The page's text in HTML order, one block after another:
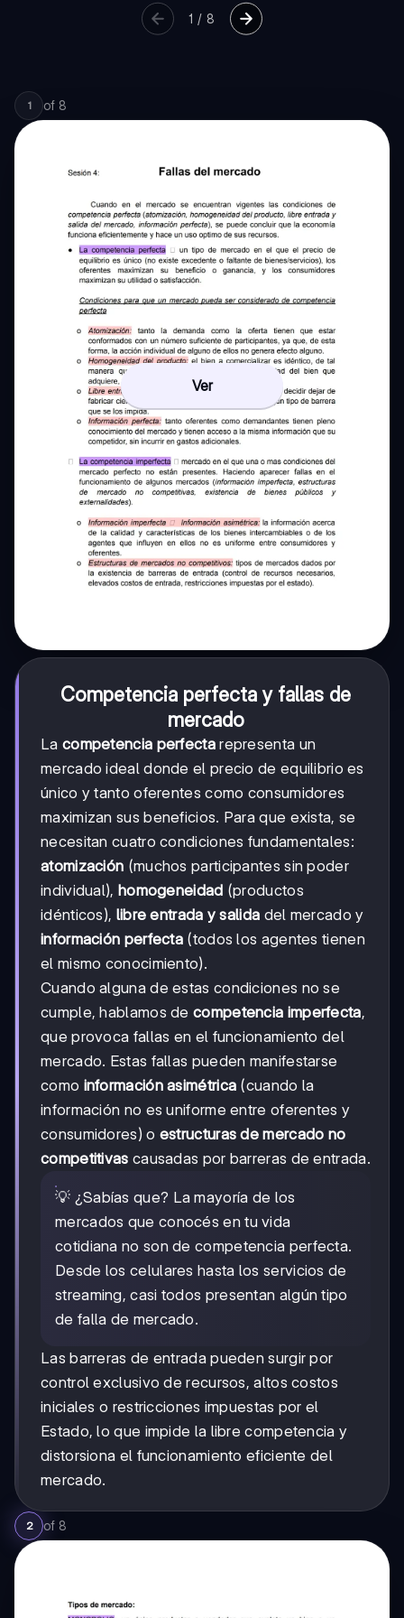
1 / 8
1 of 8
Ver
Competencia perfecta y fallas de
mercado
La competencia perfectarepresenta un
mercado ideal donde el precio de equilibrio es
único y tanto oferentes como consumidores
maximizan sus beneficios. Para que exista, se
necesitan cuatro condiciones fundamentales:
atomización (muchos participantes sin poder
individual), homogeneidad (productos
idénticos), libre entrada y salida del mercado y
información perfecta (todos los agentes tienen
el mismo conocimiento).
Cuando alguna de estas condiciones no se
cumple, hablamos decompetencia imperfecta,
que provoca fallas en el funcionamiento del
mercado. Estas fallas pueden manifestarse
como información asimétrica (cuando la
información no es uniforme entre oferentes y
consumidores) o estructuras de mercado no
competitivas causadas por barreras de entrada.
💡 ¿Sabías que? La mayoría de los
mercados que conocés en tu vida
cotidiana no son de competencia perfecta.
Desde los celulares hasta los servicios de
streaming, casi todos presentan algún tipo
de falla de mercado.
Las barreras de entrada pueden surgir por
control exclusivo de recursos, altos costos
iniciales o restricciones impuestas por el
Estado, lo que impide la libre competencia y
distorsiona el funcionamiento eficiente del
mercado.
2 of 8